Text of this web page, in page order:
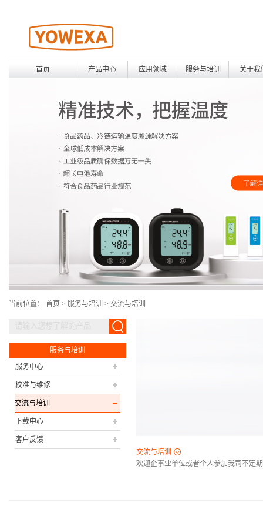
首页 产品中心 应用领域 服务与培训 关于我
当前位置： 首页 > 服务与培训 > 交流与培训
服务与培训
服务中心
校准与维修
交流与培训
下载中心
客户反馈
交流与培训
欢迎企事业单位或者个人参加我司不定